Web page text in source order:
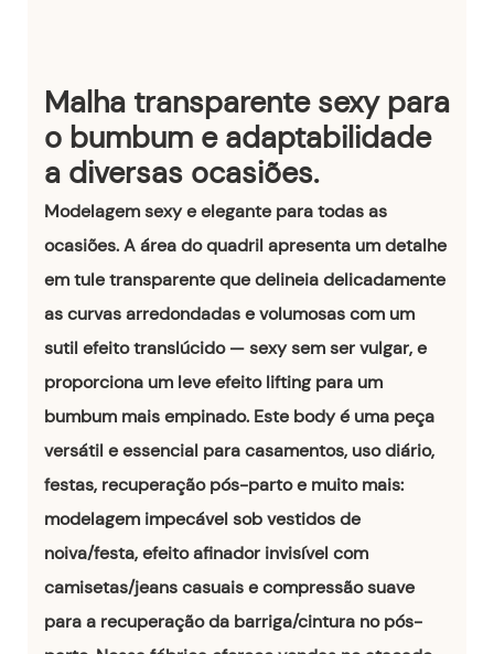
Malha transparente sexy para
o bumbum e adaptabilidade
a diversas ocasiões.
Modelagem sexy e elegante para todas as
ocasiões. A área do quadril apresenta um detalhe
em tule transparente que delineia delicadamente
as curvas arredondadas e volumosas com um
sutil efeito translúcido — sexy sem ser vulgar, e
proporciona um leve efeito lifting para um
bumbum mais empinado. Este body é uma peça
versátil e essencial para casamentos, uso diário,
festas, recuperação pós-parto e muito mais:
modelagem impecável sob vestidos de
noiva/festa, efeito afinador invisível com
camisetas/jeans casuais e compressão suave
para a recuperação da barriga/cintura no pós-